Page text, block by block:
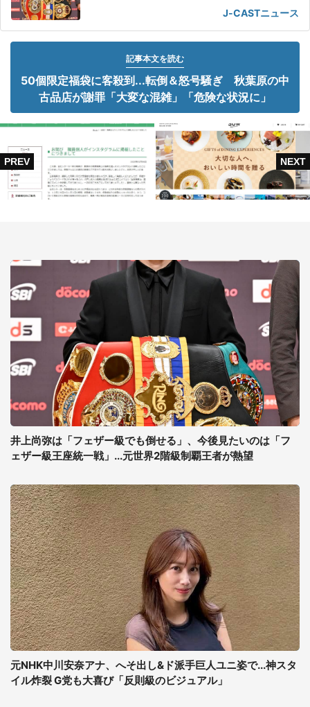
J-CASTニュース
記事本文を読む
50個限定福袋に客殺到...転倒＆怒号騒ぎ 秋葉原の中
古品店が謝罪「大変な混雑」「危険な状況に」
井上尚弥は「フェザー級でも倒せる」、今後見たいのは「フ
ェザー級王座統一戦」...元世界2階級制覇王者が熱望
元NHK中川安奈アナ、へそ出し&ド派手巨人ユニ姿で...神スタ
イル炸裂 G党も大喜び「反則級のビジュアル」